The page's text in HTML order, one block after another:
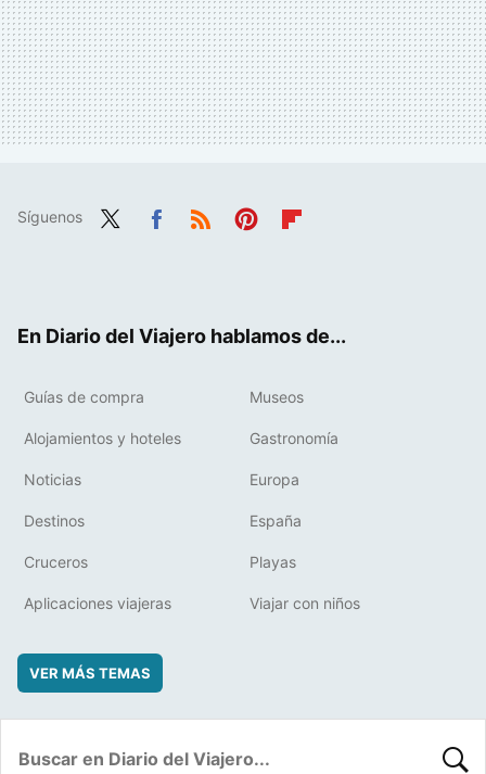
Síguenos
En Diario del Viajero hablamos de...
Guías de compra Museos
Alojamientos y hoteles Gastronomía
Noticias Europa
Destinos España
Cruceros Playas
Aplicaciones viajeras Viajar con niños
VER MÁS TEMAS